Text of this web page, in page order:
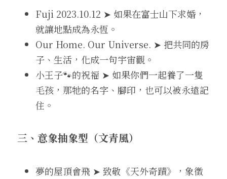
Fuji 2023.10.12 ➤ 如果在富士山下求婚，
就讓地點成為永恆。
Our Home. Our Universe. ➤ 把共同的房
子、生活，化成一句宇宙觀。
小王子🐾的祝福 ➤ 如果你們一起養了一隻
毛孩，那牠的名字、腳印，也可以被永遠記
住。
三、意象抽象型（文青風）
夢的屋頂會飛 ➤ 致敬《天外奇蹟》，象徵